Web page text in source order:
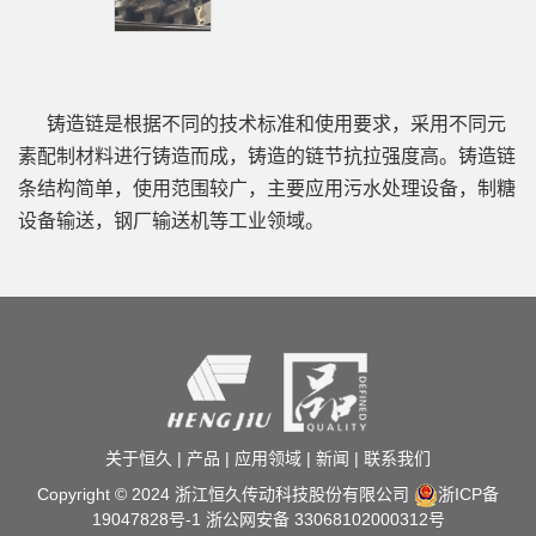
铸造链是根据不同的技术标准和使用要求，采用不同元
素配制材料进行铸造而成，铸造的链节抗拉强度高。铸造链
条结构简单，使用范围较广，主要应用污水处理设备，制糖
设备输送，钢厂输送机等工业领域。
关于恒久 | 产品 | 应用领域 | 新闻 | 联系我们
Copyright © 2024 浙江恒久传动科技股份有限公司
浙ICP备
19047828号-1 浙公网安备 33068102000312号